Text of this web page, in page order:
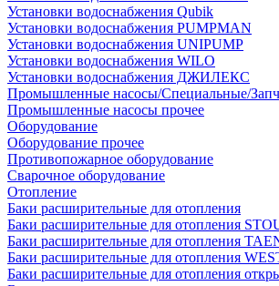
Установки водоснабжения Qubik
Установки водоснабжения PUMPMAN
Установки водоснабжения UNIPUMP
Установки водоснабжения WILO
Установки водоснабжения ДЖИЛЕКС
Промышленные насосы/Специальные/
Промышленные насосы прочее
Оборудование
Оборудование прочее
Противопожарное оборудование
Сварочное оборудование
Отопление
Баки расширительные для отопления
Баки расширительные для отопления
Баки расширительные для отопления
Баки расширительные для отопления
Баки расширительные для отопления